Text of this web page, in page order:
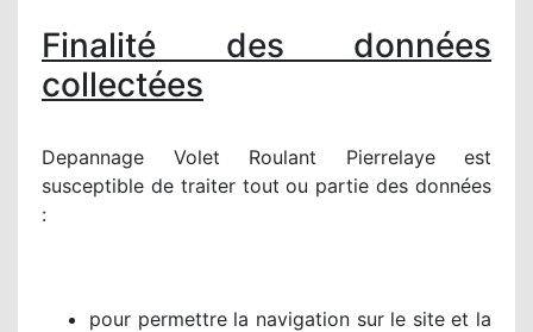
Finalité des données
collectées
Depannage Volet Roulant Pierrelaye est
susceptible de traiter tout ou partie des données
:
pour permettre la navigation sur le site et la